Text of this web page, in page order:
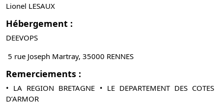
Lionel LESAUX
Hébergement :
DEEVOPS
5 rue Joseph Martray, 35000 RENNES
Remerciements :
• LA REGION BRETAGNE • LE DEPARTEMENT DES COTES
D’ARMOR